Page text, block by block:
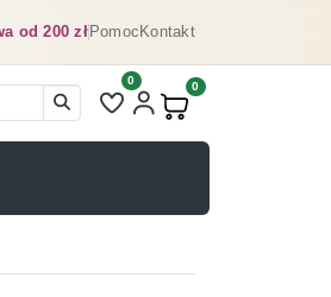
od 200 złPomocKontakt
Liczba pozycji na liście
0
Produkty w koszyku:
0